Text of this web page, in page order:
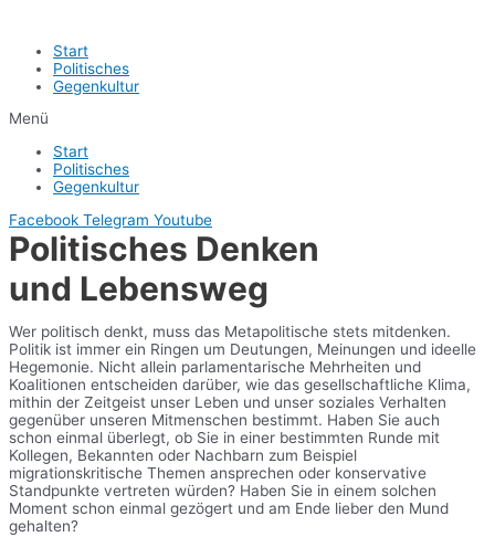
Start
Politisches
Gegenkultur
Menü
Start
Politisches
Gegenkultur
Facebook Telegram Youtube
Politisches Denken
und Lebensweg
Wer politisch denkt, muss das Metapolitische stets mitdenken.
Politik ist immer ein Ringen um Deutungen, Meinungen und ideelle
Hegemonie. Nicht allein parlamentarische Mehrheiten und
Koalitionen entscheiden darüber, wie das gesellschaftliche Klima,
mithin der Zeitgeist unser Leben und unser soziales Verhalten
gegenüber unseren Mitmenschen bestimmt. Haben Sie auch
schon einmal überlegt, ob Sie in einer bestimmten Runde mit
Kollegen, Bekannten oder Nachbarn zum Beispiel
migrationskritische Themen ansprechen oder konservative
Standpunkte vertreten würden? Haben Sie in einem solchen
Moment schon einmal gezögert und am Ende lieber den Mund
gehalten?